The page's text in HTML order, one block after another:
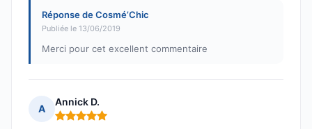
Réponse de Cosmé’Chic
Publiée le 13/06/2019
Merci pour cet excellent commentaire
A
Annick D.
Note : 5 sur 5